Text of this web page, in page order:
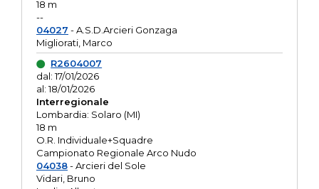
18 m
--
04027 - A.S.D.Arcieri Gonzaga
Migliorati, Marco
R2604007
dal: 17/01/2026
al: 18/01/2026
Interregionale
Lombardia: Solaro (MI)
18 m
O.R. Individuale+Squadre
Campionato Regionale Arco Nudo
04038- Arcieri del Sole
Vidari, Bruno